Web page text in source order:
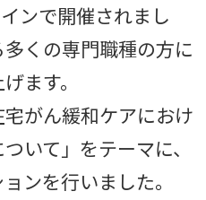
ンで開催されまし
くの専門職種の方に
ます。
がん緩和ケアにおけ
いて」をテーマに、
ンを行いました。